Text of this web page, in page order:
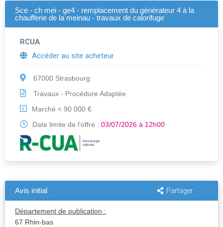
Sce - ch mei - ge4 - remplacement du générateur 4 à la
chaufferie de la meinau - travaux de calorifuge
RCUA
Accéder au site acheteur
67000 Strasbourg
Travaux - Procédure Adaptée
€
Marché < 90 000 €
Date limite de l'offre : 03/07/2026 à 12h00
Avis initial Partager
Département de publication :
67 Rhin-bas